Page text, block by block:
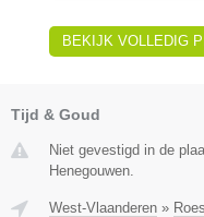
BEKIJK VOLLEDIG
Tijd & Goud
Niet gevestigd in de
Henegouwen.
West-Vlaanderen »